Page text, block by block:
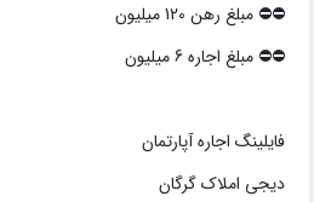
⛔️⛔️ مبلغ رهن 120 میلیون
⛔️⛔️ مبلغ اجاره 6 میلیون
فایلینگ اجاره آپارتمان
دیجی املاک گرگان